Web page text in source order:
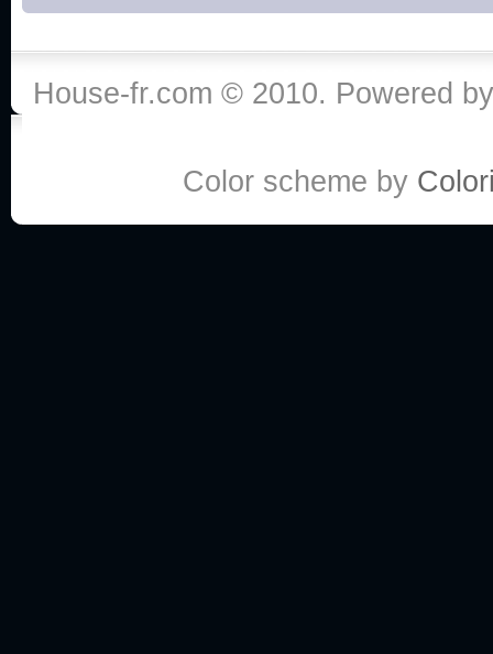
Salut ! T'as plus de précisions sur l'épisode ?
3x24 Human Error mais je suis pas sur
Bonjour j'aimerais que l'on m'aide à trouver un
qu'une personne fait un arrêt cardiaque mais
House-fr.com © 2010. Powered
Color scheme by